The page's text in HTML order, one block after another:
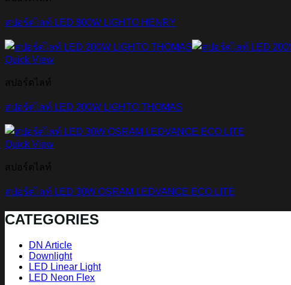
สปอร์ตไลท์ LED 800W LIGHTO HENRY
Quick View
สปอร์ตไลท์
สปอร์ตไลท์ LED 200W LIGHTO THOMAS
Quick View
สปอร์ตไลท์
สปอร์ตไลท์ LED 30W OSRAM LEDVANCE ECO LITE
CATEGORIES
DN Article
Downlight
LED Linear Light
LED Neon Flex